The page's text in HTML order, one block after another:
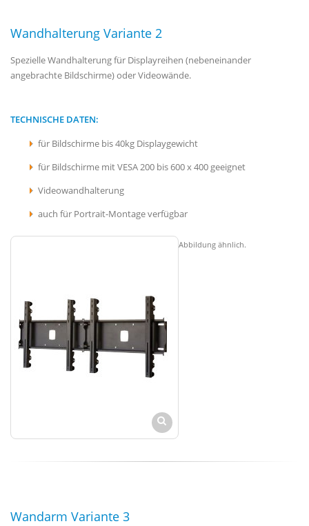
Wandhalterung Variante 2
Spezielle Wandhalterung für Displayreihen (nebeneinander
angebrachte Bildschirme) oder Videowände.
TECHNISCHE DATEN:
für Bildschirme bis 40kg Displaygewicht
für Bildschirme mit VESA 200 bis 600 x 400 geeignet
Videowandhalterung
auch für Portrait-Montage verfügbar
Abbildung ähnlich.
Wandarm Variante 3